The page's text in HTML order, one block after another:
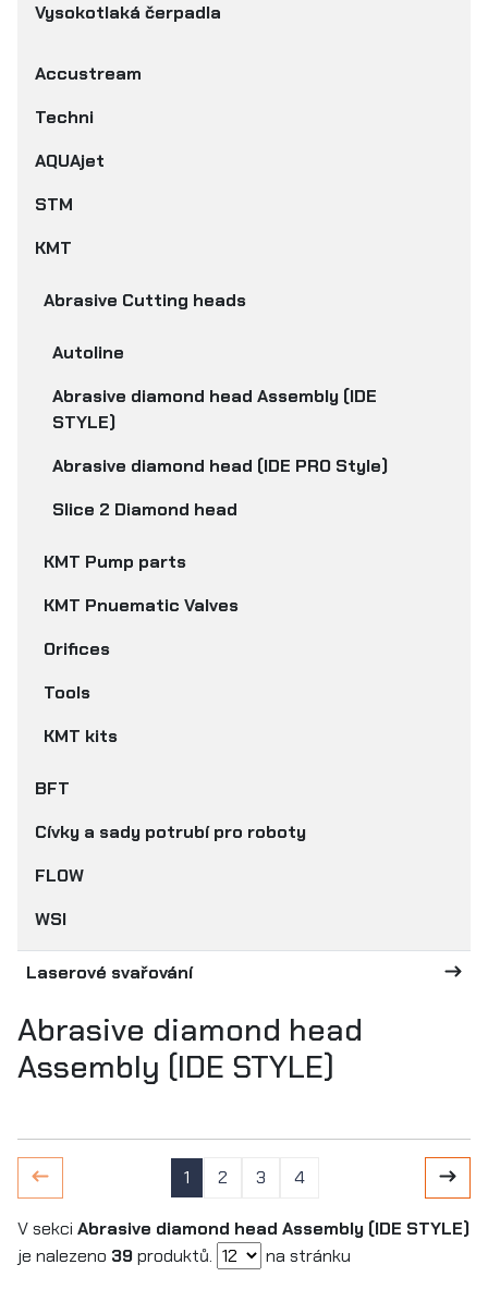
Vysokotlaká čerpadla
Accustream
Techni
AQUAjet
STM
KMT
Abrasive Cutting heads
Autoline
Abrasive diamond head Assembly (IDE
STYLE)
Abrasive diamond head (IDE PRO Style)
Slice 2 Diamond head
KMT Pump parts
KMT Pnuematic Valves
Orifices
Tools
KMT kits
BFT
Cívky a sady potrubí pro roboty
FLOW
WSI
Laserové svařování
Abrasive diamond head
Assembly (IDE STYLE)
1 2 3 4
V sekci Abrasive diamond head Assembly (IDE STYLE)
je nalezeno 39produktů. na stránku